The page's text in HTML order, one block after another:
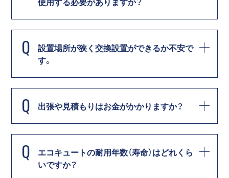
Q
設置場所が狭く交換設置ができるか不安で
す。
Q 出張や見積もりはお金がかかりますか？
Q
エコキュートの耐用年数（寿命）はどれくら
いですか？